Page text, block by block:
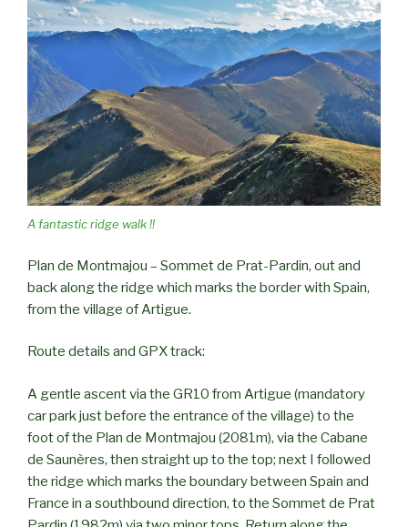
A fantastic ridge walk !!
Plan de Montmajou – Sommet de Prat-Pardin, out and
back along the ridge which marks the border with Spain,
from the village of Artigue.
Route details and GPX track:
A gentle ascent via the GR10 from Artigue (mandatory
car park just before the entrance of the village) to the
foot of the Plan de Montmajou (2081m), via the Cabane
de Saunères, then straight up to the top; next I followed
the ridge which marks the boundary between Spain and
France in a southbound direction, to the Sommet de Prat